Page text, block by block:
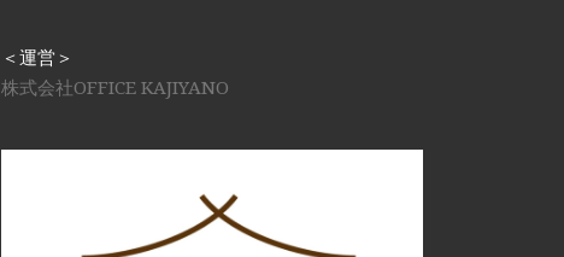
＜運営＞
株式会社OFFICE KAJIYANO